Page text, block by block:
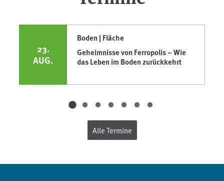
23.
AUG.
Boden | Fläche
Geheimnisse von Ferropolis – Wie
das Leben im Boden zurückkehrt
Alle Termine